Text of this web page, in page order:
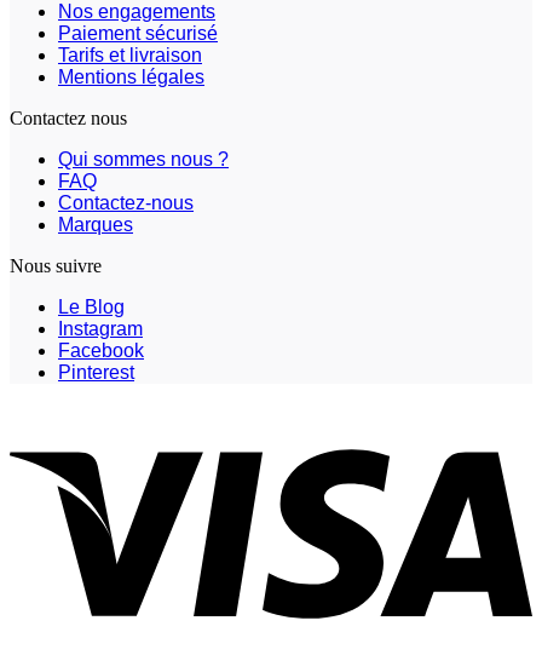
Nos engagements
Paiement sécurisé
Tarifs et livraison
Mentions légales
Contactez nous
Qui sommes nous ?
FAQ
Contactez-nous
Marques
Nous suivre
Le Blog
Instagram
Facebook
Pinterest